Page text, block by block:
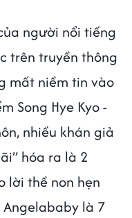
người nổi tiếng
trên truyền thông
mất niềm tin vào
Song Hye Kyo -
nhiều khán giả
hóa ra là 2
lời thề non hẹn
Angelababy là 7